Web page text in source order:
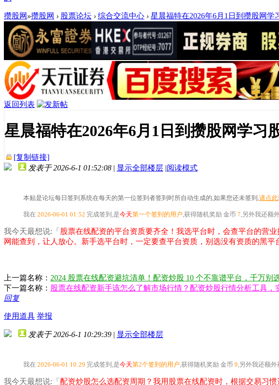
攒股网 »攒股网 › 股票论坛 › 综合交流中心 › 星晨福特在2026年6月1日到攒股网学
返回列表
星晨福特在2026年6月1日到攒股网学习
[复制链接]
发表于 2026-6-1 01:52:08 | 显示全部楼层 |阅读模式
本贴是论坛每日签到系统在每天的第一位签到者签到时所自动生成的,如果您还未签到, 请点此
我在 2026-06-01 01:52 完成签到,是今天第一个签到的用户 ,获得随机奖励 金币 7 ,另外我还额
我今天最想说:「 股票在线配资的平台资质要齐全！我选平台时，会查平台的营
网能查到，让人放心。新手选平台时，一定要查平台资质，别选没有资质的黑平
上一篇名称： 2024 股票在线配资避坑清单！配资炒股 10 个不靠谱平台，千万别
下一篇名称： 股票在线配资新手该怎么了解市场行情？配资炒股行情分析工具，
回复
使用道具 举报
发表于 2026-6-1 10:29:39 | 显示全部楼层
我在 2026-06-01 10:29 完成签到,是今天第2个签到的用户 ,获得随机奖励 金币 9 ,另外我还额外
我今天最想说:「 配资炒股怎么选配资周期？我用股票在线配资时，根据交易习